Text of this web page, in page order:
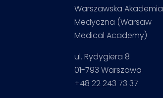
Warszawska Akademia
Medyczna (Warsaw
Medical Academy)
ul. Rydygiera 8
01-793 Warszawa
+48 22 243 73 37